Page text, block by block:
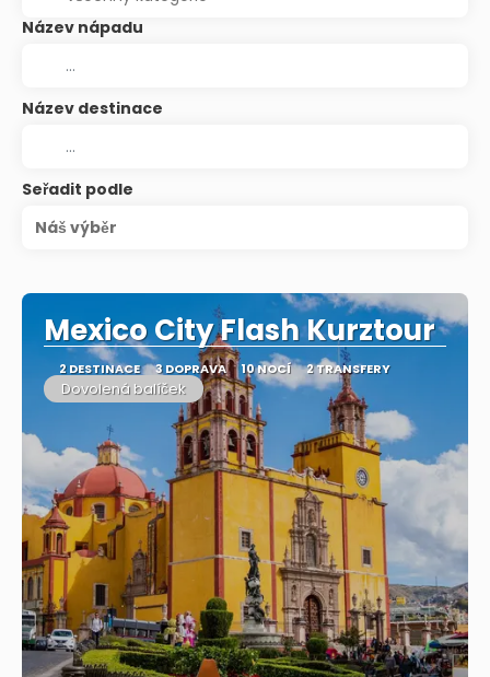
Název nápadu
Název destinace
Seřadit podle
Náš výběr
Mexico City Flash Kurztour
2 DESTINACE 3 DOPRAVA 10 NOCÍ 2 TRANSFERY
Dovolená balíček